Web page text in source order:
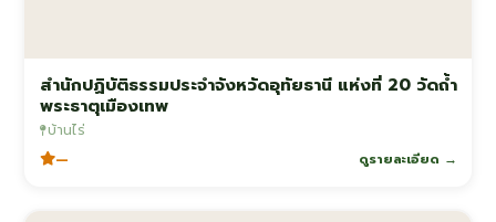
สำนักปฏิบัติธรรมประจำจังหวัดอุทัยธานี แห่งที่ 20 วัดถ้ำ
พระธาตุเมืองเทพ
บ้านไร่
— ดูรายละเอียด →